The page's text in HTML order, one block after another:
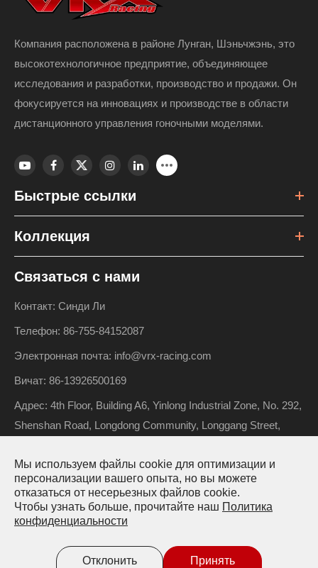
Компания расположена в районе Лунган, Шэньчжэнь, это
высокотехнологичное предприятие, объединяющее
исследования и разработки, производство и продажи. Он
фокусируется на инновациях и производстве в области
дистанционного управления гоночными моделями.
Быстрые ссылки
Коллекция
Связаться с нами
Контакт: Синди Ли
Телефон: 86-755-84152087
Электронная почта: info@vrx-racing.com
Вичат: 86-13926500169
Адрес: 4th Floor, Building A6, Yinlong Industrial Zone, No. 292,
Shenshan Road, Longdong Community, Longgang Street,
Авторские права © Riverhobby Tech (Shenzhen) Co., Ltd.
Все права защищены.
Карта сайта Политика конфиденциальности
Мы используем файлы cookie для оптимизации и
персонализации вашего опыта, но вы можете
отказаться от несерьезных файлов cookie.
Чтобы узнать больше, прочитайте наш Политика
конфиденциальности
Отклонить Принять